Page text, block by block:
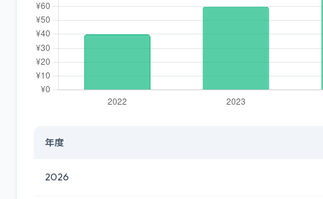
年度
2026